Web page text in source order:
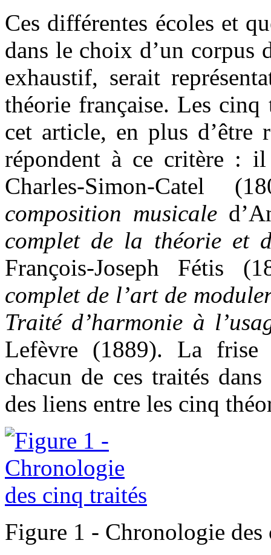
Ces différentes écoles et
dans le choix d’un corpus
exhaustif, serait
théorie française. Les cinq
cet article, en plus d’être
répondent à ce critère :
Charles-Simon-Catel
composition musicale
complet de la théorie et
François-Joseph Fétis
complet de l’art de
Traité d’harmonie à
Lefèvre (1889). La frise
chacun de ces traités
des liens entre les cinq
Figure 1 - Chronologie des